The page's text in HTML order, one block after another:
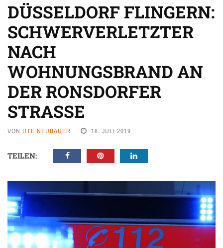
DÜSSELDORF FLINGERN:
SCHWERVERLETZTER
NACH
WOHNUNGSBRAND AN
DER RONSDORFER
STRASSE
VON UTE NEUBAUER 18. JULI 2019
TEILEN: